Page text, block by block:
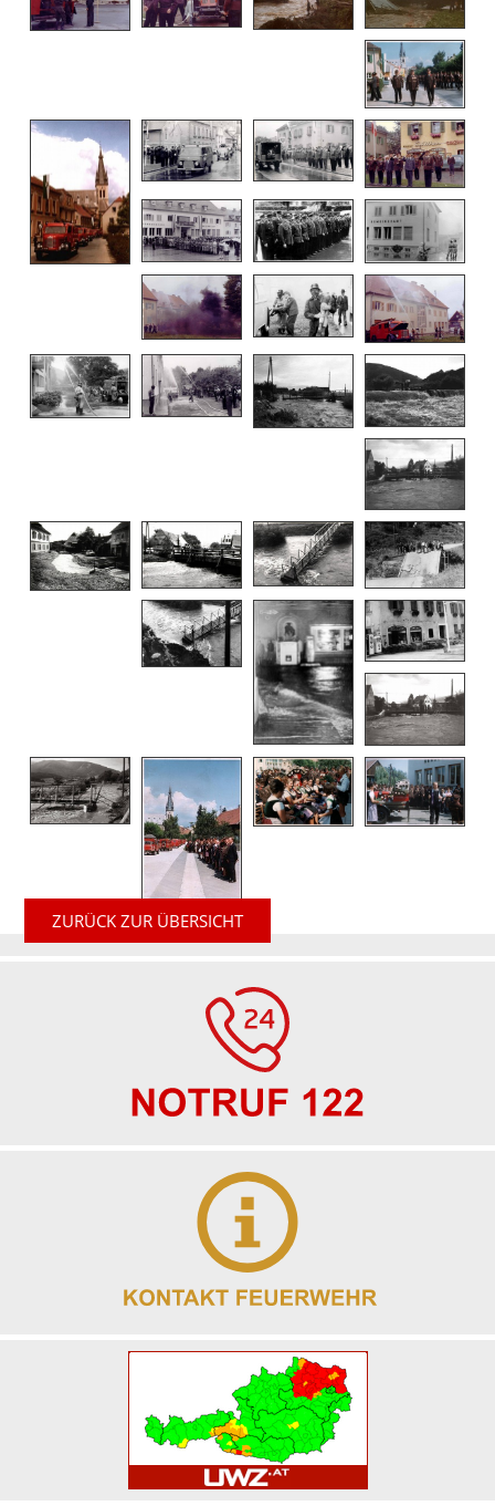
ZURÜCK ZUR ÜBERSICHT